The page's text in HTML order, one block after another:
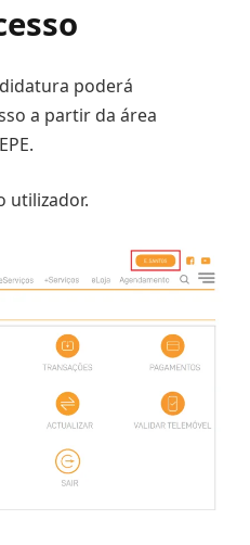
poderá
a partir da área
utilizador.